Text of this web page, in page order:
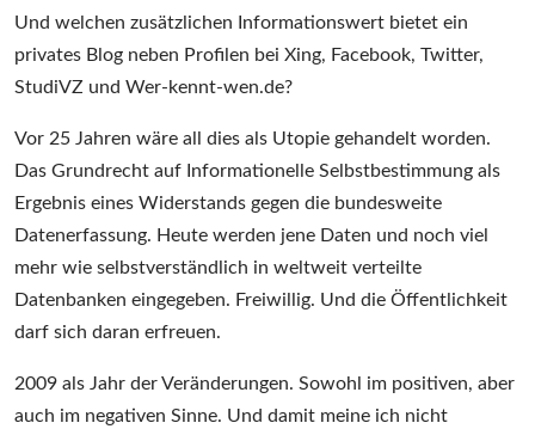
Und welchen zusätzlichen Informationswert bietet ein
privates Blog neben Profilen bei Xing, Facebook, Twitter,
StudiVZ und Wer-kennt-wen.de?
Vor 25 Jahren wäre all dies als Utopie gehandelt worden.
Das Grundrecht auf Informationelle Selbstbestimmung als
Ergebnis eines Widerstands gegen die bundesweite
Datenerfassung. Heute werden jene Daten und noch viel
mehr wie selbstverständlich in weltweit verteilte
Datenbanken eingegeben. Freiwillig. Und die Öffentlichkeit
darf sich daran erfreuen.
2009 als Jahr der Veränderungen. Sowohl im positiven, aber
auch im negativen Sinne. Und damit meine ich nicht